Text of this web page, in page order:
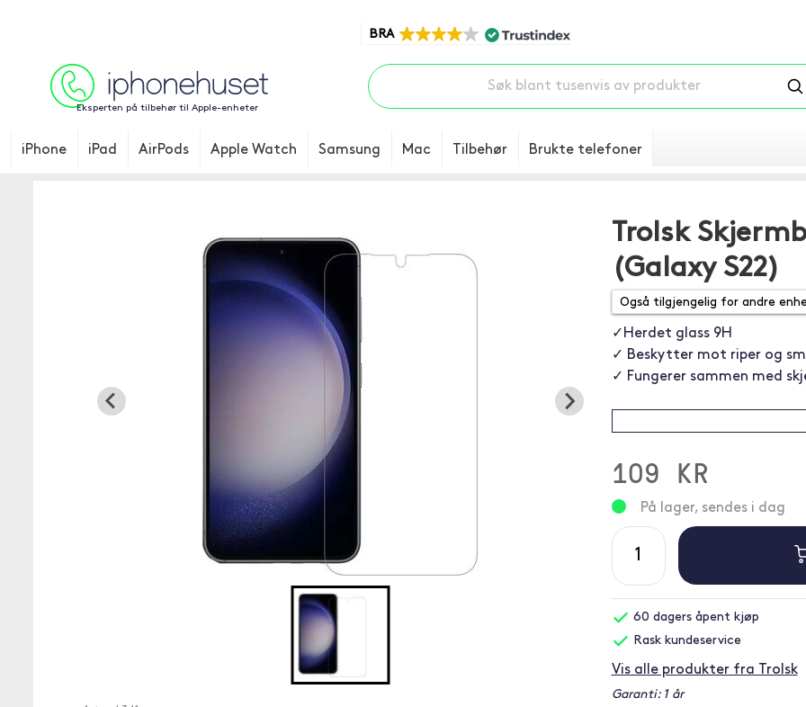
BRA
Eksperten på tilbehør til Apple-enheter
iPhone iPad AirPods Apple Watch Samsung Mac Tilbehør Brukte telefoner
Trolsk
(Galaxy S22)
✓Herdet glass 9H
✓ Beskytter mot riper og
✓ Fungerer sammen med
109 KR
På lager, sendes i dag
60 dagers åpent kjøp
Rask kundeservice
Vis alle produkter fra Trolsk
Garanti: 1 år